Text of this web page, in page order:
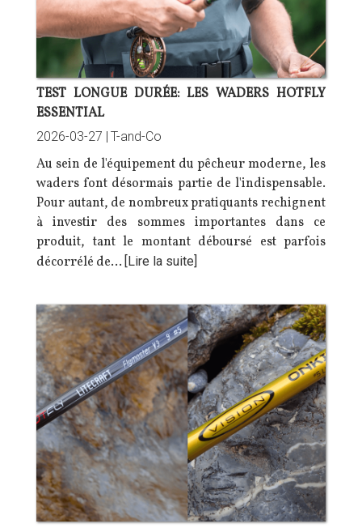
TEST LONGUE DURÉE: LES WADERS HOTFLY
ESSENTIAL
2026-03-27 | T-and-Co
Au sein de l'équipement du pêcheur moderne, les
waders font désormais partie de l'indispensable.
Pour autant, de nombreux pratiquants rechignent
à investir des sommes importantes dans ce
produit, tant le montant déboursé est parfois
décorrélé de… [Lire la suite]